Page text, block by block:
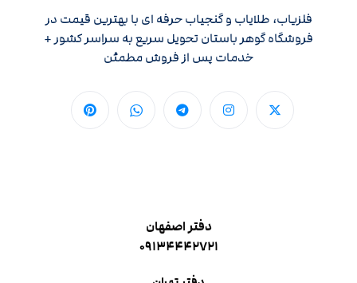
فلزیاب، طلایاب و گنجیاب حرفه ای با بهترین قیمت در
فروشگاه گوهر باستان تحویل سریع به سراسر کشور +
خدمات پس از فروش مطمئن
دفتر اصفهان
۰۹۱۳۴۴۴۲۷۲۱